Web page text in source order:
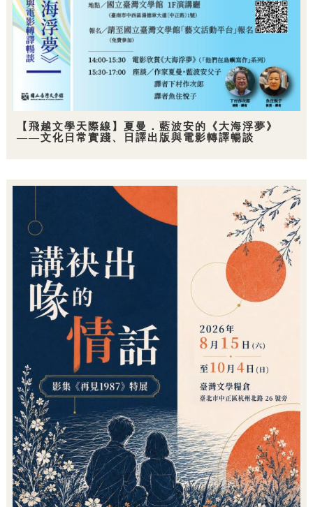
【飛越文學天際線】夏曼．藍波安的《大海浮夢》
——文化日常實踐、日譯出版與電影轉譯暢談